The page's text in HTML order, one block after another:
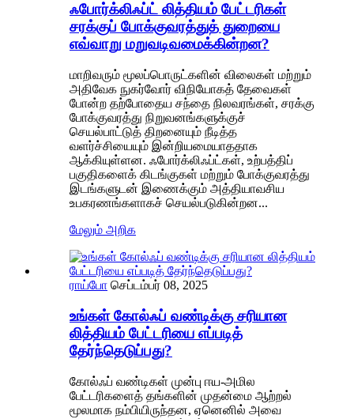
ஃபோர்க்லிஃப்ட் லித்தியம் பேட்டரிகள்
சரக்குப் போக்குவரத்துத் துறையை
எவ்வாறு மறுவடிவமைக்கின்றன?
மாறிவரும் மூலப்பொருட்களின் விலைகள் மற்றும்
அதிவேக நுகர்வோர் விநியோகத் தேவைகள்
போன்ற தற்போதைய சந்தை நிலவரங்கள், சரக்கு
போக்குவரத்து நிறுவனங்களுக்குச்
செயல்பாட்டுத் திறனையும் நீடித்த
வளர்ச்சியையும் இன்றியமையாததாக
ஆக்கியுள்ளன. ஃபோர்க்லிஃப்ட்கள், உற்பத்திப்
பகுதிகளைக் கிடங்குகள் மற்றும் போக்குவரத்து
இடங்களுடன் இணைக்கும் அத்தியாவசிய
உபகரணங்களாகச் செயல்படுகின்றன...
மேலும் அறிக
ராய்போ செப்டம்பர் 08, 2025
உங்கள் கோல்ஃப் வண்டிக்கு சரியான
லித்தியம் பேட்டரியை எப்படித்
தேர்ந்தெடுப்பது?
கோல்ஃப் வண்டிகள் முன்பு ஈய-அமில
பேட்டரிகளைத் தங்களின் முதன்மை ஆற்றல்
மூலமாக நம்பியிருந்தன, ஏனெனில் அவை